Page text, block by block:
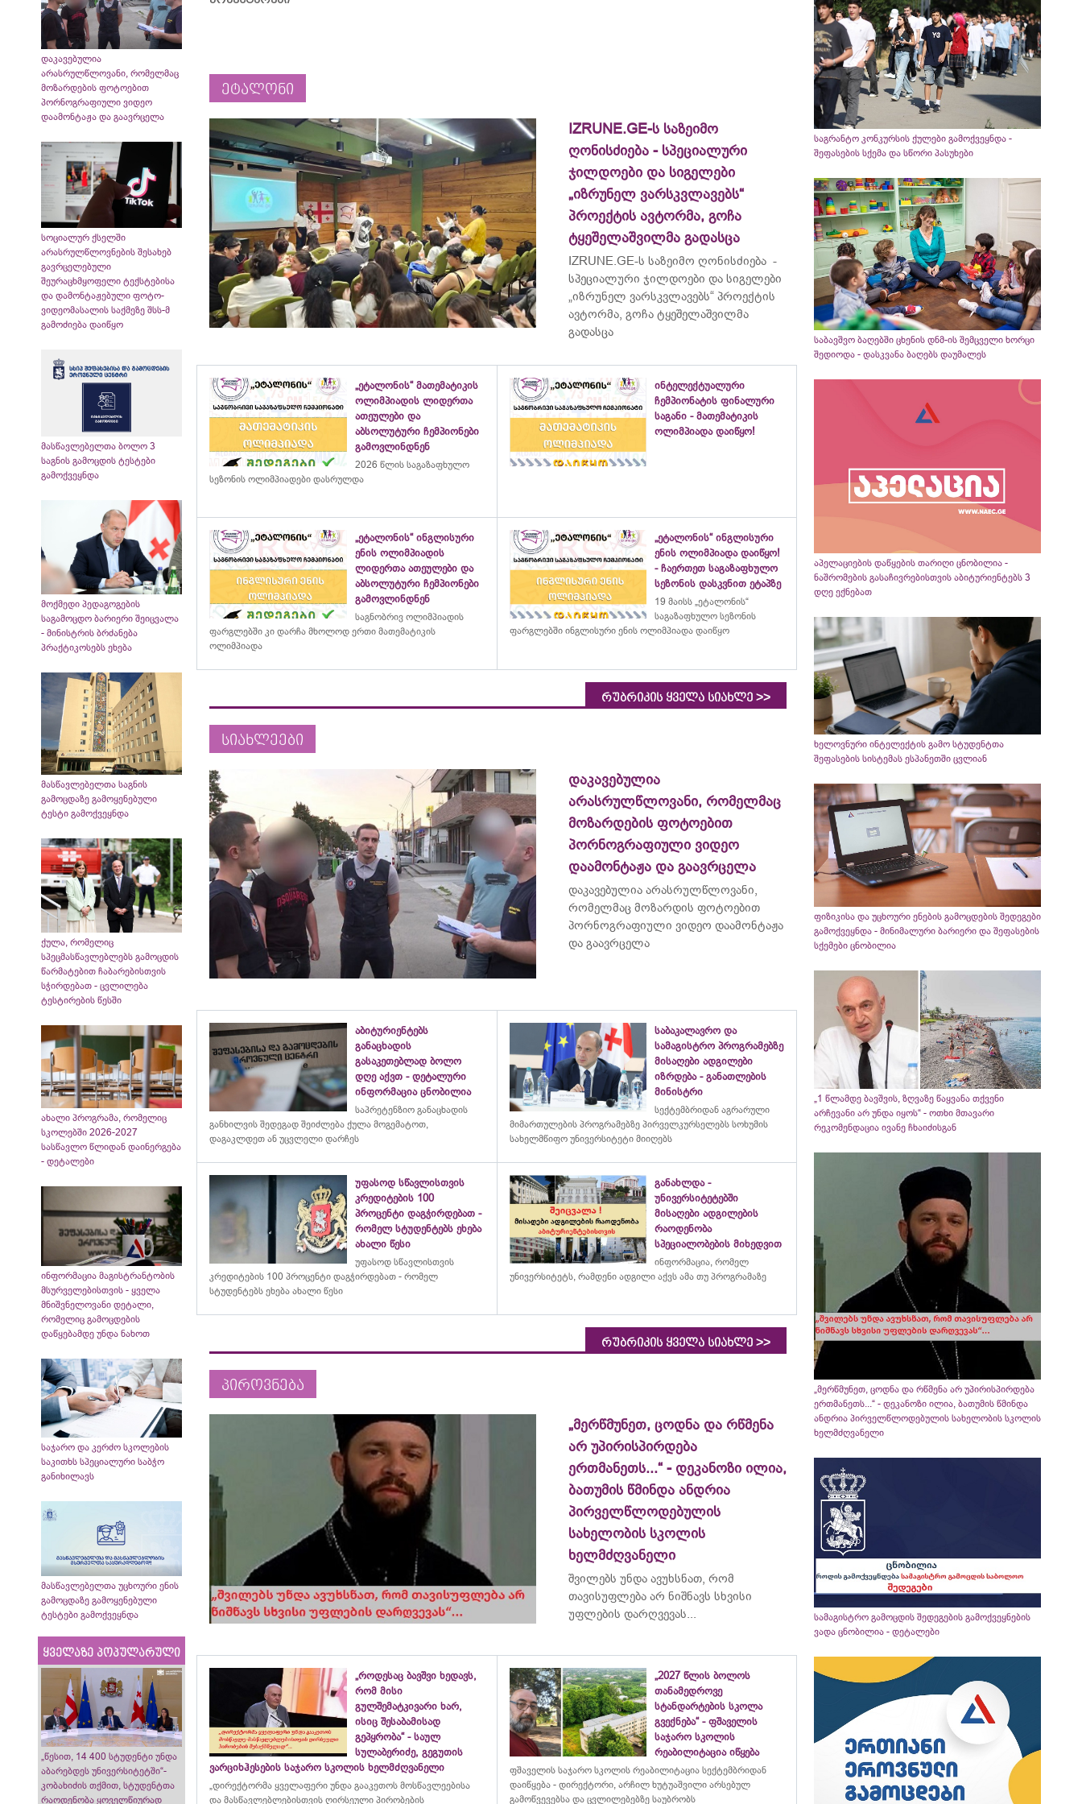
დაკავებულია
არასრულწლოვანი, რომელმაც
მოზარდების ფოტოებით
პორნოგრაფიული ვიდეო
დაამონტაჟა და გაავრცელა
სოციალურ ქსელში
არასრულწლოვნების შესახებ
გავრცელებული
შეურაცხმყოფელი ტექსტებისა
და დამონტაჟებული ფოტო-
ვიდეომასალის საქმეზე შსს-მ
გამოძიება დაიწყო
მასწავლებელთა ბოლო 3
საგნის გამოცდის ტესტები
გამოქვეყნდა
მოქმედი პედაგოგების
საგამოცდო ბარიერი შეიცვალა
- მინისტრის ბრძანება
პრაქტიკოსებს ეხება
მასწავლებელთა საგნის
გამოცდაზე გამოყენებული
ტესტი გამოქვეყნდა
ქულა, რომელიც
სპეცმასწავლებლებს გამოცდის
წარმატებით ჩაბარებისთვის
სჭირდებათ - ცვლილება
ტესტირების წესში
ახალი პროგრამა, რომელიც
სკოლებში 2026-2027
სასწავლო წლიდან დაინერგება
- დეტალები
ინფორმაცია მაგისტრანტობის
მსურველებისთვის - ყველა
მნიშვნელოვანი დეტალი,
რომელიც გამოცდების
დაწყებამდე უნდა ნახოთ
საჯარო და კერძო სკოლების
საკითხს სპეციალური საბჭო
განიხილავს
მასწავლებელთა უცხოური ენის
გამოცდაზე გამოყენებული
ტესტები გამოქვეყნდა
ყველაზე პოპულარული
„წესით, 14 400 სტუდენტი უნდა
აბარებდეს უნივერსიტეტში“-
კობახიძის თქმით, სტუდენტთა
რაოდენობა ყოველწიურად
ეტალონი
IZRUNE.GE-ს საზეიმო
ღონისძიება - სპეციალური
ჯილდოები და სიგელები
„იზრუნელ ვარსკვლავებს“
პროექტის ავტორმა, გოჩა
ტყეშელაშვილმა გადასცა
IZRUNE.GE-ს საზეიმო ღონისძიება -
სპეციალური ჯილდოები და სიგელები
„იზრუნელ ვარსკვლავებს“ პროექტის
ავტორმა, გოჩა ტყეშელაშვილმა
გადასცა
„ეტალონის“ მათემატიკის
ოლიმპიადის ლიდერთა
ათეულები და
აბსოლუტური ჩემპიონები
გამოვლინდნენ
2026 წლის საგაზაფხულო
სეზონის ოლიმპიადები დასრულდა
ინტელექტუალური
ჩემპიონატის ფინალური
საგანი - მათემატიკის
ოლიმპიადა დაიწყო!
„ეტალონის“ ინგლისური
ენის ოლიმპიადის
ლიდერთა ათეულები და
აბსოლუტური ჩემპიონები
გამოვლინდნენ
საგნობრივ ოლიმპიადის
ფარგლებში კი დარჩა მხოლოდ ერთი მათემატიკის
ოლიმპიადა
„ეტალონის“ ინგლისური
ენის ოლიმპიადა დაიწყო!
- ჩაერთეთ საგაზაფხულო
სეზონის დასკვნით ეტაპზე
19 მაისს „ეტალონის“
საგაზაფხულო სეზონის
ფარგლებში ინგლისური ენის ოლიმპიადა დაიწყო
რუბრიკის ყველა სიახლე >>
სიახლეები
დაკავებულია
არასრულწლოვანი, რომელმაც
მოზარდების ფოტოებით
პორნოგრაფიული ვიდეო
დაამონტაჟა და გაავრცელა
დაკავებულია არასრულწლოვანი,
რომელმაც მოზარდის ფოტოებით
პორნოგრაფიული ვიდეო დაამონტაჟა
და გაავრცელა
აბიტურიენტებს
განაცხადის
გასაკეთებლად ბოლო
დღე აქვთ - დეტალური
ინფორმაცია ცნობილია
საპრეტენზიო განაცხადის
განხილვის შედეგად შეიძლება ქულა მოგემატოთ,
დაგაკლდეთ ან უცვლელი დარჩეს
საბაკალავრო და
სამაგისტრო პროგრამებზე
მისაღები ადგილები
იზრდება - განათლების
მინისტრი
სექტემბრიდან აგრარული
მიმართულების პროგრამებზე პირველკურსელებს სოხუმის
სახელმწიფო უნივერსიტეტი მიიღებს
უფასოდ სწავლისთვის
კრედიტების 100
პროცენტი დაგჭირდებათ -
რომელ სტუდენტებს ეხება
ახალი წესი
უფასოდ სწავლისთვის
კრედიტების 100 პროცენტი დაგჭირდებათ - რომელ
სტუდენტებს ეხება ახალი წესი
განახლდა -
უნივერსიტეტებში
მისაღები ადგილების
რაოდენობა
სპეციალობების მიხედვით
ინფორმაცია, რომელ
უნივერსიტეტს, რამდენი ადგილი აქვს ამა თუ პროგრამაზე
რუბრიკის ყველა სიახლე >>
პიროვნება
„მერწმუნეთ, ცოდნა და რწმენა
არ უპირისპირდება
ერთმანეთს...“ - დეკანოზი ილია,
ბათუმის წმინდა ანდრია
პირველწლოდებულის
სახელობის სკოლის
ხელმძღვანელი
შვილებს უნდა ავუხსნათ, რომ
თავისუფლება არ ნიშნავს სხვისი
უფლების დარღვევას...
„როდესაც ბავშვი ხედავს,
რომ მისი
გულშემატკივარი ხარ,
ისიც შესაბამისად
გეპყრობა“ - საულ
სულაბერიძე, გეგუთის
ვარციხჰესების საჯარო სკოლის ხელმძღვანელი
„დირექტორმა ყველაფერი უნდა გააკეთოს მოსწავლეებისა
და მასწავლებლებისთვის ღირსეული პირობების
„2027 წლის ბოლოს
თანამედროვე
სტანდარტების სკოლა
გვექნება“ - ფშაველის
საჯარო სკოლის
რეაბილიტაცია იწყება
ფშაველის საჯარო სკოლის რეაბილიტაცია სექტემბრიდან
დაიწყება - დირექტორი, არჩილ ხუტუაშვილი არსებულ
გამოწვევებსა და ცვლილებებზე საუბრობს
საგრანტო კონკურსის ქულები გამოქვეყნდა -
შეფასების სქემა და სწორი პასუხები
საბავშვო ბაღებში ცხენის დნმ-ის შემცველი ხორცი
შედიოდა - დასკვანა ბაღებს დაუმალეს
აპელაციების დაწყების თარიღი ცნობილია -
ნაშრომების გასაჩივრებისთვის აბიტურიენტებს 3
დღე ექნებათ
ხელოვნური ინტელექტის გამო სტუდენტთა
შეფასების სისტემას ესპანეთში ცვლიან
ფიზიკისა და უცხოური ენების გამოცდების შედეგები
გამოქვეყნდა - მინიმალური ბარიერი და შეფასების
სქემები ცნობილია
„1 წლამდე ბავშვის, ზღვაზე წაყვანა თქვენი
არჩევანი არ უნდა იყოს“ - ოთხი მთავარი
რეკომენდაცია ივანე ჩხაიძისგან
„მერწმუნეთ, ცოდნა და რწმენა არ უპირისპირდება
ერთმანეთს...“ - დეკანოზი ილია, ბათუმის წმინდა
ანდრია პირველწლოდებულის სახელობის სკოლის
ხელმძღვანელი
სამაგისტრო გამოცდის შედეგების გამოქვეყნების
ვადა ცნობილია - დეტალები